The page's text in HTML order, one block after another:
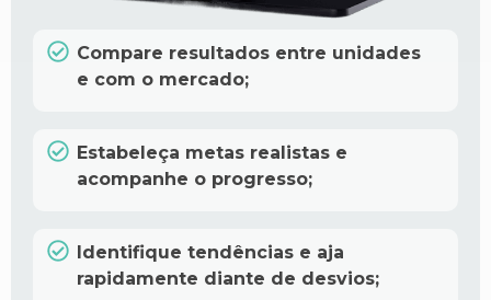
Compare resultados entre unidades
e com o mercado;
Estabeleça metas realistas e
acompanhe o progresso;
Identifique tendências e aja
rapidamente diante de desvios;